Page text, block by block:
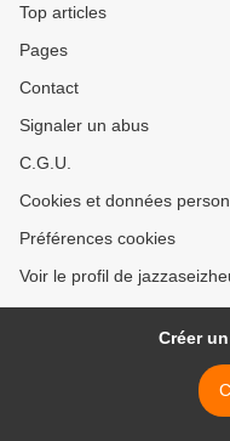
Top articles
Pages
Contact
Signaler un abus
C.G.U.
Cookies et données
Préférences cookies
Voir le profil de
Créer